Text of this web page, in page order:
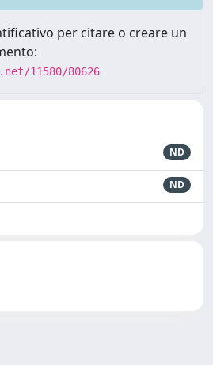
per citare o creare un
11580/80626
ND
ND